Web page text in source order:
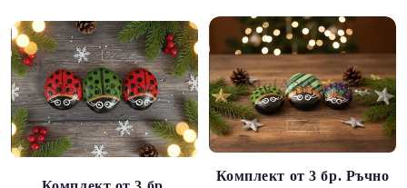
Комплект от 3 бр. Ръчно